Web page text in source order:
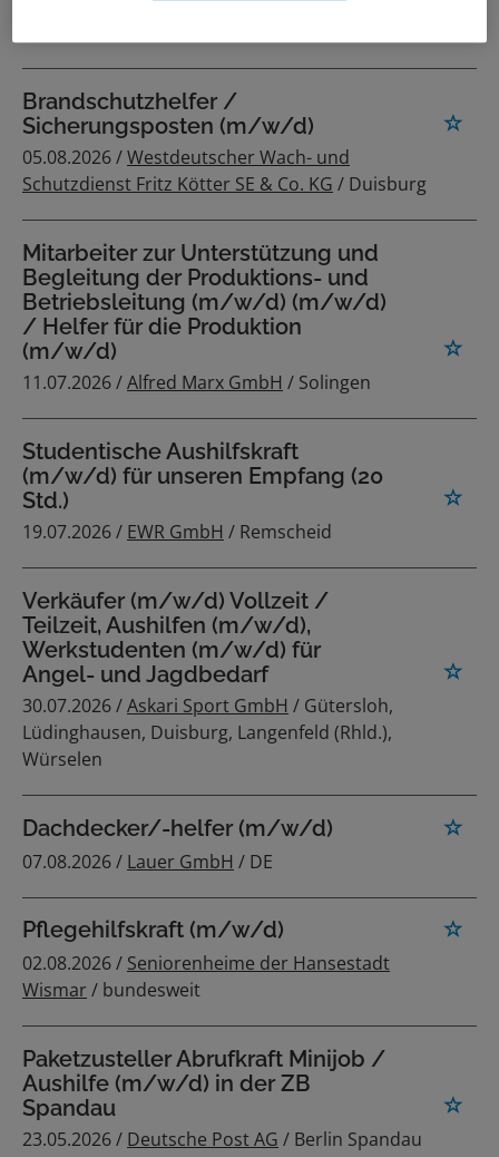
Universitätsklinikum Düsseldorf
Brandschutzhelfer /
Sicherungsposten (m/w/d)
05.08.2026 /Westdeutscher Wach- und
Schutzdienst Fritz Kötter SE & Co. KG / Duisburg
Mitarbeiter zur Unterstützung und
Begleitung der Produktions- und
Betriebsleitung (m/w/d) (m/w/d)
/ Helfer für die Produktion
(m/w/d)
11.07.2026 /Alfred Marx GmbH / Solingen
Studentische Aushilfskraft
(m/w/d) für unseren Empfang (20
Std.)
19.07.2026 / EWR GmbH / Remscheid
Verkäufer (m/w/d) Vollzeit /
Teilzeit, Aushilfen (m/w/d),
Werkstudenten (m/w/d) für
Angel- und Jagdbedarf
30.07.2026 /Askari Sport GmbH / Gütersloh,
Lüdinghausen, Duisburg, Langenfeld (Rhld.),
Würselen
Dachdecker/-helfer (m/w/d)
07.08.2026 / Lauer GmbH / DE
Pflegehilfskraft (m/w/d)
02.08.2026 / Seniorenheime der Hansestadt
Wismar / bundesweit
Paketzusteller Abrufkraft Minijob /
Aushilfe (m/w/d) in der ZB
Spandau
23.05.2026 / Deutsche Post AG / Berlin Spandau